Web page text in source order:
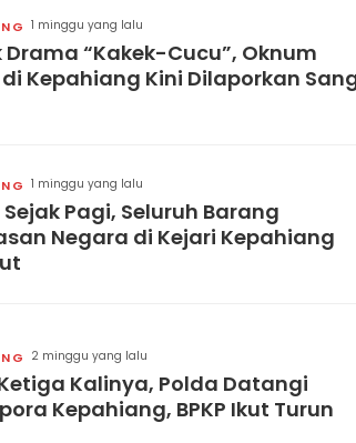
1 minggu yang lalu
Drama “Kakek-Cucu”, Oknum
Kepahiang Kini Dilaporkan
1 minggu yang lalu
Pagi, Seluruh Barang
Negara di Kejari Kepahiang
2 minggu yang lalu
Kalinya, Polda Datangi
Kepahiang, BPKP Ikut Turun